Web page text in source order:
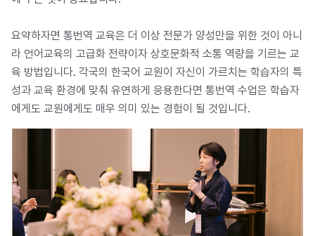
요약하자면 통번역 교육은 더 이상 전문가 양성만을 위한 것이 아니
라 언어교육의 고급화 전략이자 상호문화적 소통 역량을 기르는 교
육 방법입니다. 각국의 한국어 교원이 자신이 가르치는 학습자의 특
성과 교육 환경에 맞춰 유연하게 응용한다면 통번역 수업은 학습자
에게도 교원에게도 매우 의미 있는 경험이 될 것입니다.